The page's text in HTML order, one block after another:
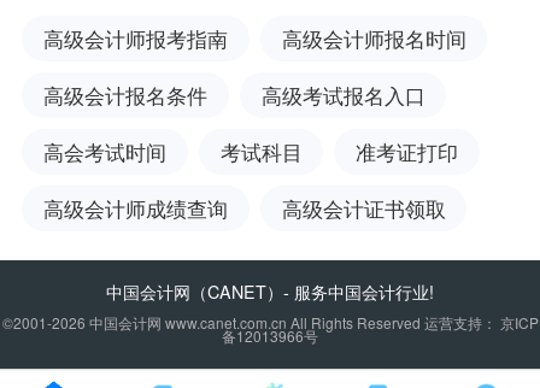
高级会计师报考指南
高级会计师报名时间
高级会计报名条件
高级考试报名入口
高会考试时间
考试科目
准考证打印
高级会计师成绩查询
高级会计证书领取
中国会计网 （CANET）- 服务中国会计行业!
©2001-2026 中国会计网 www.canet.com.cn All Rights Reserved 运营支持： 京ICP
备12013966号